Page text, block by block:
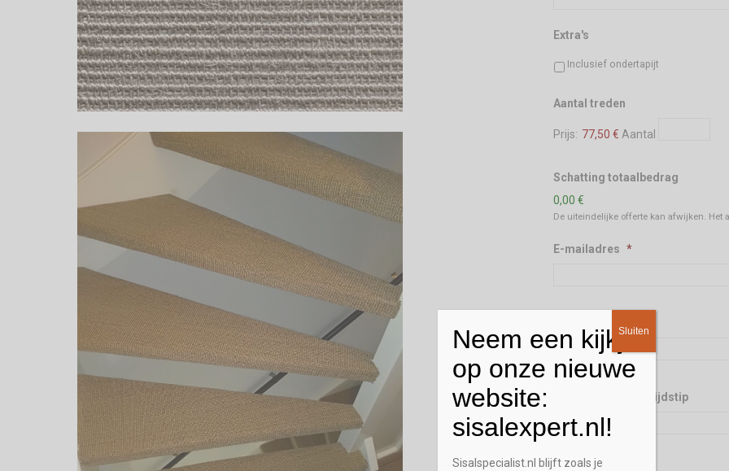
Extra's
Inclusief ondertapijt
Aantal tredenAantal
Prijs: 77,50 € Aantal
Schatting totaalbedrag
0,00 €
De uiteindelijke offerte kan afwijken. Het
E-mailadres *
Gewenst terugbel tijdstip
Neem een kijkje
op onze nieuwe
website:
sisalexpert.nl!
Sisalspecialist.nl blijft zoals je
Sluiten